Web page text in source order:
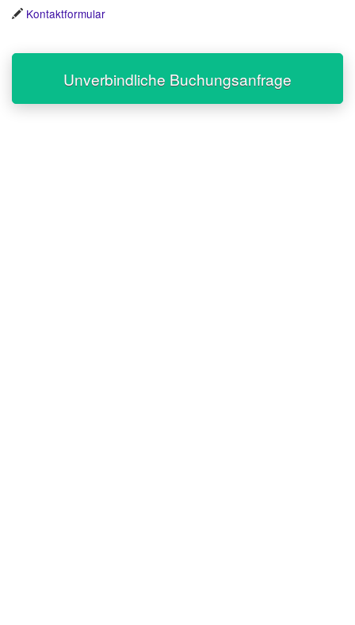
Kontaktformular
Unverbindliche Buchungsanfrage